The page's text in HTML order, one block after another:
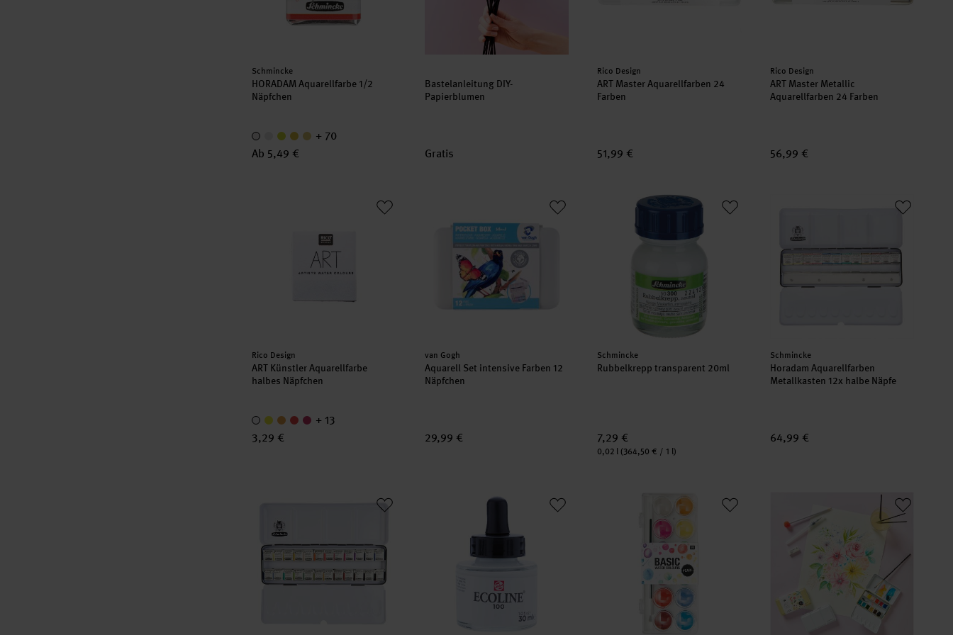
Hersteller:
Schmincke
HORADAM Aquarellfarbe 1/2
Näpfchen
+ 70
Ab 5,49 €
Bastelanleitung DIY-
Papierblumen
Gratis
Hersteller:
Rico Design
ART Master Aquarellfarben 24
Farben
51,99 €
Hersteller:
Rico Design
ART Master Metallic
Aquarellfarben 24 Farben
56,99 €
Hersteller:
Rico Design
ART Künstler Aquarellfarbe
halbes Näpfchen
+ 13
3,29 €
Hersteller:
van Gogh
Aquarell Set intensive Farben 12
Näpfchen
29,99 €
Rubbelkrepp transparent 20ml
Hersteller:
Schmincke
Rubbelkrepp transparent 20ml
7,29 €
Inhalt:
0,02 l (364,50 € / 1 l)
Hersteller:
Schmincke
Horadam Aquarellfarben
Metallkasten 12x halbe Näpfe
64,99 €
Anleitung Aquarellblumen malen